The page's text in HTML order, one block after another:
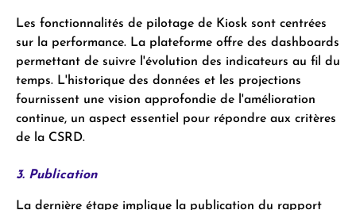
Les fonctionnalités de pilotage de Kiosk sont centrées
sur la performance. La plateforme offre des dashboards
permettant de suivre l'évolution des indicateurs au fil du
temps. L'historique des données et les projections
fournissent une vision approfondie de l'amélioration
continue, un aspect essentiel pour répondre aux critères
de la CSRD.
3. Publication
La dernière étape implique la publication du rapport